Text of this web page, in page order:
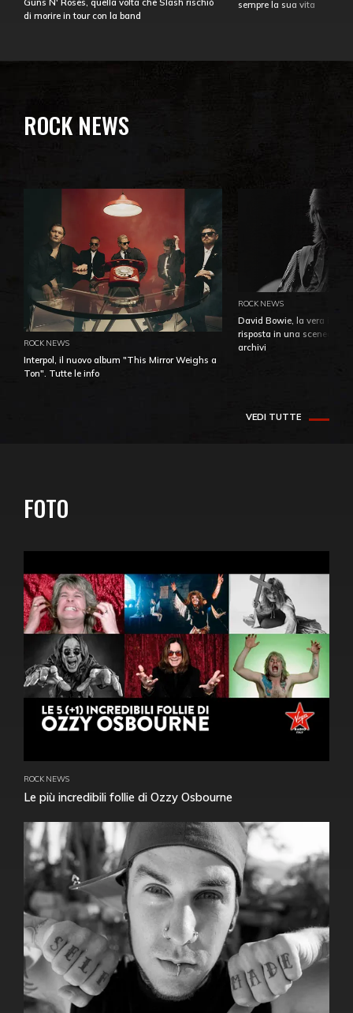
Guns N' Roses, quella volta che Slash rischiò
di morire in tour con la band
sempre la sua vita
ROCK NEWS
ROCK NEWS
Interpol, il nuovo album "This Mirror Weighs a
Ton". Tutte le info
ROCK NEWS
David Bowie, la vera
risposta in una
archivi
VEDI TUTTE
FOTO
ROCK NEWS
Le più incredibili follie di Ozzy Osbourne